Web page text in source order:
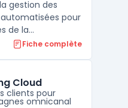
gestion des
pour
de la
canaux. Ce
clients à
les ou ...
Fiche complète
Cloud
clients pour
omnicanal